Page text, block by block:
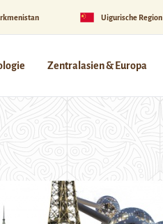
Uigurische Region
Zentralasien & Europa